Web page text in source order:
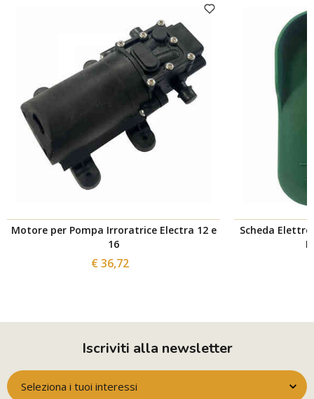
Motore per Pompa Irroratrice Electra 12 e
16
€ 36,72
Scheda
Iscriviti alla newsletter
Seleziona i tuoi interessi